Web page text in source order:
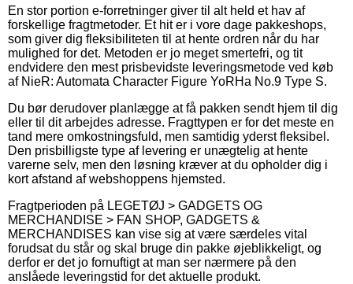
En stor portion e-forretninger giver til alt held et hav af
forskellige fragtmetoder. Et hit er i vore dage pakkeshops,
som giver dig fleksibiliteten til at hente ordren når du har
mulighed for det. Metoden er jo meget smertefri, og tit
endvidere den mest prisbevidste leveringsmetode ved køb
af NieR: Automata Character Figure YoRHa No.9 Type S.
Du bør derudover planlægge at få pakken sendt hjem til dig
eller til dit arbejdes adresse. Fragttypen er for det meste en
tand mere omkostningsfuld, men samtidig yderst fleksibel.
Den prisbilligste type af levering er unægtelig at hente
varerne selv, men den løsning kræver at du opholder dig i
kort afstand af webshoppens hjemsted.
Fragtperioden på LEGETØJ > GADGETS OG
MERCHANDISE > FAN SHOP, GADGETS &
MERCHANDISES kan vise sig at være særdeles vital
forudsat du står og skal bruge din pakke øjeblikkeligt, og
derfor er det jo fornuftigt at man ser nærmere på den
anslåede leveringstid for det aktuelle produkt.